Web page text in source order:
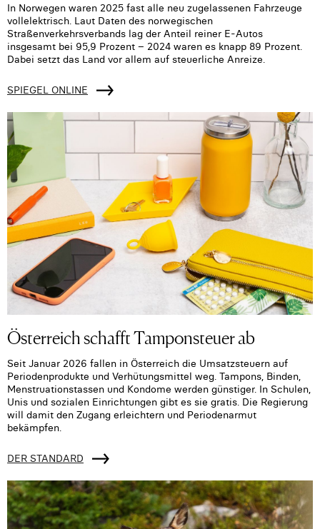
In Norwegen waren 2025 fast alle neu zugelassenen Fahrzeuge
vollelektrisch. Laut Daten des norwegischen
Straßenverkehrsverbands lag der Anteil reiner E-Autos
insgesamt bei 95,9 Prozent – 2024 waren es knapp 89 Prozent.
Dabei setzt das Land vor allem auf steuerliche Anreize.
SPIEGEL ONLINE
Österreich schafft Tamponsteuer ab
Seit Januar 2026 fallen in Österreich die Umsatzsteuern auf
Periodenprodukte und Verhütungsmittel weg. Tampons, Binden,
Menstruationstassen und Kondome werden günstiger. In Schulen,
Unis und sozialen Einrichtungen gibt es sie gratis. Die Regierung
will damit den Zugang erleichtern und Periodenarmut
bekämpfen.
DER STANDARD